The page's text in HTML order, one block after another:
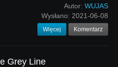
Autor: WUJAS
Wysłano: 2021-06-08
Więcej Komentarz
Grey Line